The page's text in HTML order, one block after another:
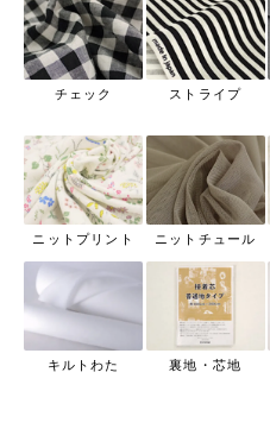
チェック ストライプ
ニットプリント ニットチュール
キルトわた 裏地・芯地